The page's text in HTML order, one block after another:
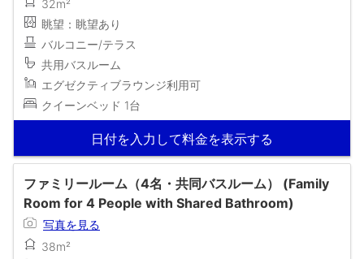
32m²
眺望：眺望あり
バルコニー/テラス
共用バスルーム
エグゼクティブラウンジ利用可
クイーンベッド 1台
日付を入力して料金を表示する
ファミリールーム（4名・共同バスルーム） (Family
Room for 4 People with Shared Bathroom)
写真を見る
38m²